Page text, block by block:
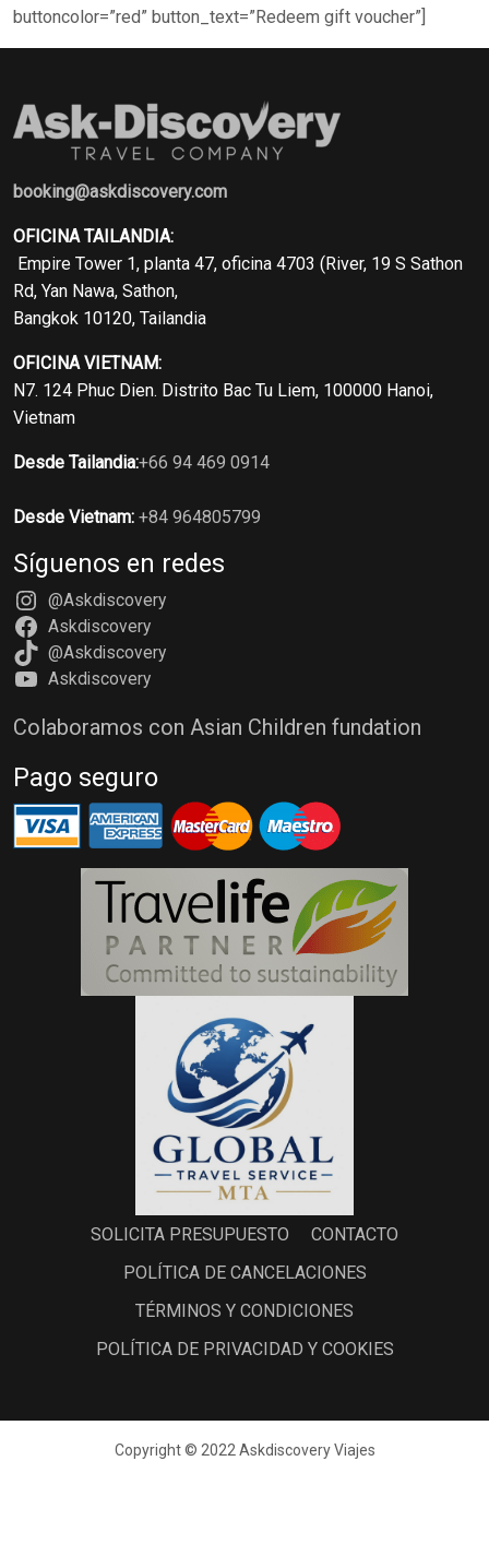
buttoncolor=”red” button_text=”Redeem gift voucher”]
booking@askdiscovery.com
OFICINA TAILANDIA:
Empire Tower 1, planta 47, oficina 4703 (River, 19 S Sathon
Rd, Yan Nawa, Sathon,
Bangkok 10120, Tailandia
OFICINA VIETNAM:
N7. 124 Phuc Dien. Distrito Bac Tu Liem, 100000 Hanoi,
Vietnam
Desde Tailandia:+66 94 469 0914
Desde Vietnam: +84 964805799
Síguenos en redes
@Askdiscovery
Askdiscovery
@Askdiscovery
Askdiscovery
Colaboramos con Asian Children fundation
Pago seguro
SOLICITA PRESUPUESTO
CONTACTO
POLÍTICA DE CANCELACIONES
TÉRMINOS Y CONDICIONES
POLÍTICA DE PRIVACIDAD Y COOKIES
Copyright © 2022 Askdiscovery Viajes